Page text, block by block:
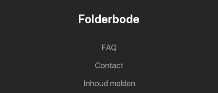
Folderbode
FAQ
Contact
Inhoud melden